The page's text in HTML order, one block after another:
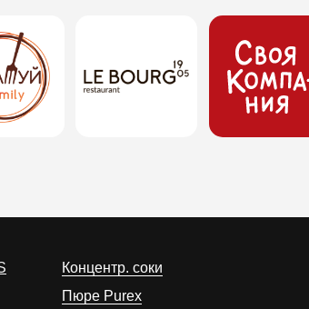
Концентр. соки
Пюре Purex